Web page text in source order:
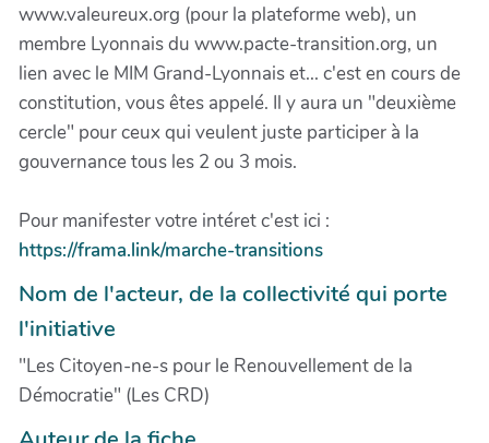
www.valeureux.org (pour la plateforme web), un
membre Lyonnais du www.pacte-transition.org, un
lien avec le MIM Grand-Lyonnais et... c'est en cours de
constitution, vous êtes appelé. Il y aura un "deuxième
cercle" pour ceux qui veulent juste participer à la
gouvernance tous les 2 ou 3 mois.
Pour manifester votre intéret c'est ici :
https://frama.link/marche-transitions
Nom de l'acteur, de la collectivité qui porte
l'initiative
"Les Citoyen-ne-s pour le Renouvellement de la
Démocratie" (Les CRD)